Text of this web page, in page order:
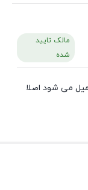
مالک تایید
شده
می شود اصلا